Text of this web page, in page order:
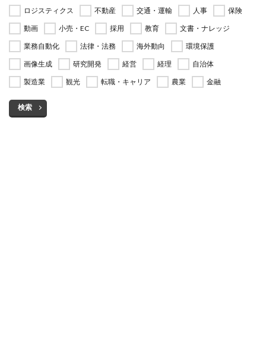
ロジスティクス 不動産 交通・運輸 人事
保険
動画
小売・EC 採用 教育
文書・ナレッジ
業務自動化
法律・法務 海外動向
環境保護
画像生成
研究開発 経営 経理
自治体
製造業
観光 転職・キャリア 農業 金融
検索